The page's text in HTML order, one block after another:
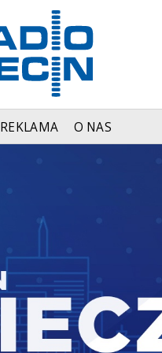
REKLAMA O NAS